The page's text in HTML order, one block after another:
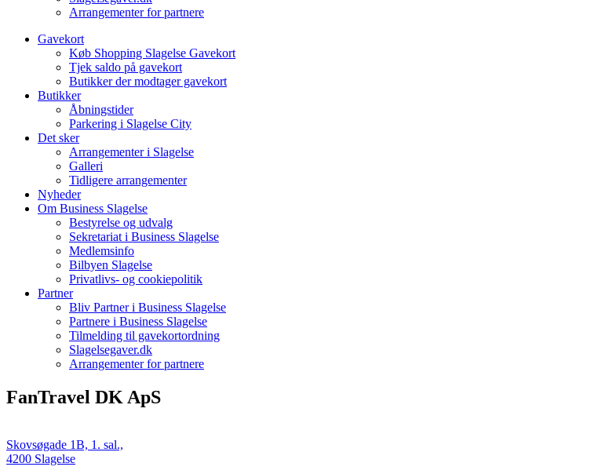
Arrangementer for partnere
Gavekort
Køb Shopping Slagelse Gavekort
Tjek saldo på gavekort
Butikker der modtager gavekort
Butikker
Åbningstider
Parkering i Slagelse City
Det sker
Arrangementer i Slagelse
Galleri
Tidligere arrangementer
Nyheder
Om Business Slagelse
Bestyrelse og udvalg
Sekretariat i Business Slagelse
Medlemsinfo
Bilbyen Slagelse
Privatlivs- og cookiepolitik
Partner
Bliv Partner i Business Slagelse
Partnere i Business Slagelse
Tilmelding til gavekortordning
Slagelsegaver.dk
Arrangementer for partnere
FanTravel DK ApS
Skovsøgade 1B, 1. sal.,
4200 Slagelse